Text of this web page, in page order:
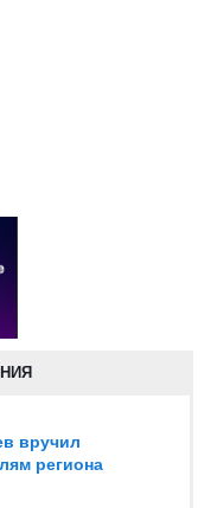
вручил
региона